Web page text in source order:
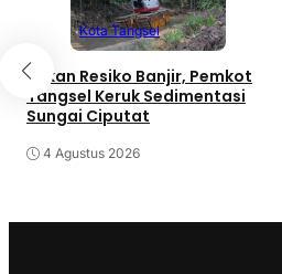
Kota Tangsel
Tekan Resiko Banjir, Pemkot
Tangsel Keruk Sedimentasi
Sungai Ciputat
4 Agustus 2026